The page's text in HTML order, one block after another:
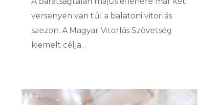
versenyen van túl a balatoni vitorlás
szezon. A Magyar Vitorlás Szövetség
kiemelt célja…